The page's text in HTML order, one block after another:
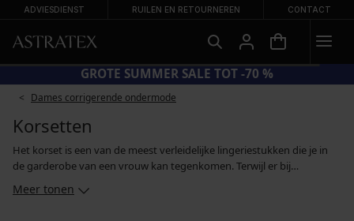
ADVIESDIENST RUILEN EN RETOURNEREN CONTACT
GROTE SUMMER SALE TOT -70 %
Dames corrigerende ondermode
Korsetten
Het korset is een van de meest verleidelijke lingeriestukken die je in
de garderobe van een vrouw kan tegenkomen. Terwijl er bij
korsetten ontworpen om het vrouwelijk lichaam te respecteren, het
Meer tonen